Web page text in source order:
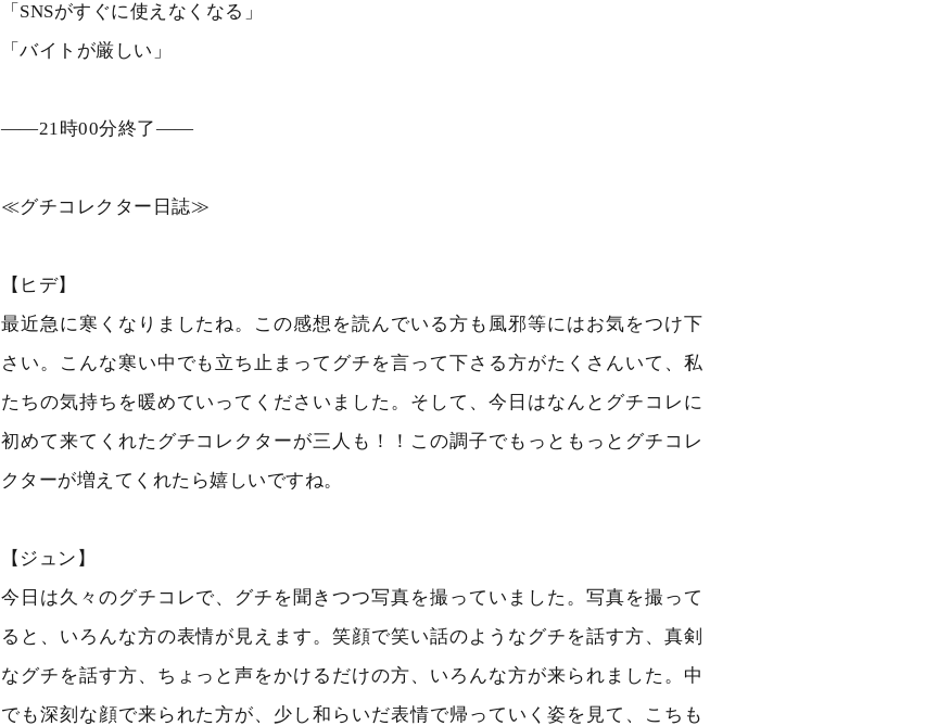
「SNSがすぐに使えなくなる」
「バイトが厳しい」
――21時00分終了――
≪グチコレクター日誌≫
【ヒデ】
最近急に寒くなりましたね。この感想を読んでいる方も風邪等にはお気をつけ下
さい。こんな寒い中でも立ち止まってグチを言って下さる方がたくさんいて、私
たちの気持ちを暖めていってくださいました。そして、今日はなんとグチコレに
初めて来てくれたグチコレクターが三人も！！この調子でもっともっとグチコレ
クターが増えてくれたら嬉しいですね。
【ジュン】
今日は久々のグチコレで、グチを聞きつつ写真を撮っていました。写真を撮って
ると、いろんな方の表情が見えます。笑顔で笑い話のようなグチを話す方、真剣
なグチを話す方、ちょっと声をかけるだけの方、いろんな方が来られました。中
でも深刻な顔で来られた方が、少し和らいだ表情で帰っていく姿を見て、こちも